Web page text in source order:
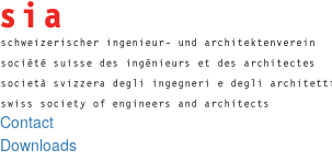
Contact
Downloads